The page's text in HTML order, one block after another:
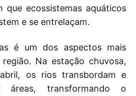
que ecossistemas aquáticos
e se entrelaçam.
é um dos aspectos mais
Na estação chuvosa,
os rios transbordam e
áreas, transformando o